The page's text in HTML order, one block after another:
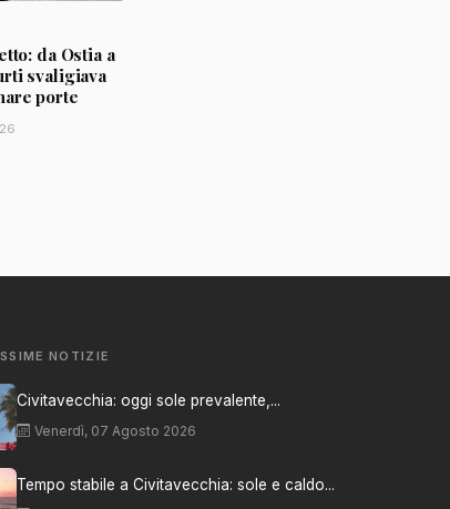
da Ostia a
svaligiava
porte
NOTIZIE
Civitavecchia: oggi sole prevalente,...
Venerdì, 07 Agosto 2026
Tempo stabile a Civitavecchia: sole e caldo...